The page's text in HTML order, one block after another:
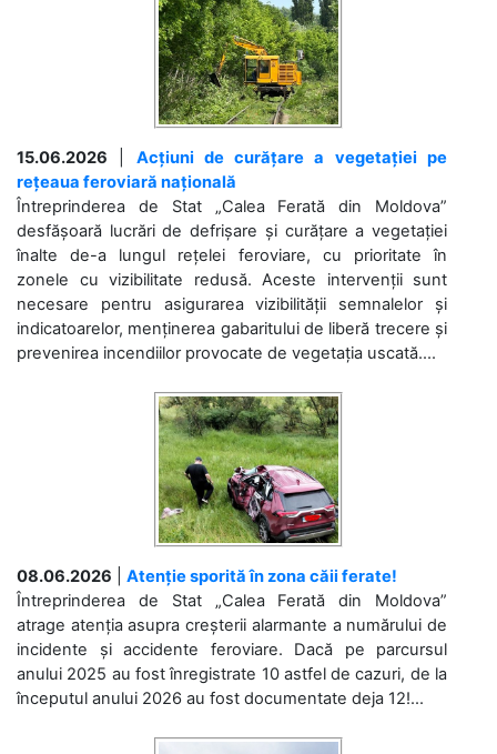
15.06.2026
Acțiuni de curățare a vegetației pe
rețeaua feroviară națională
Întreprinderea de Stat „Calea Ferată din Moldova”
desfășoară lucrări de defrișare și curățare a vegetației
înalte de-a lungul rețelei feroviare, cu prioritate în
zonele cu vizibilitate redusă. Aceste intervenții sunt
necesare pentru asigurarea vizibilității semnalelor și
indicatoarelor, menținerea gabaritului de liberă trecere și
prevenirea incendiilor provocate de vegetația uscată....
08.06.2026
Atenție sporită în zona căii ferate!
Întreprinderea de Stat „Calea Ferată din Moldova”
atrage atenția asupra creșterii alarmante a numărului de
incidente și accidente feroviare. Dacă pe parcursul
anului 2025 au fost înregistrate 10 astfel de cazuri, de la
începutul anului 2026 au fost documentate deja 12!...